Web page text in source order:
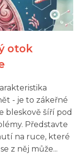
otok
- je to zákeřné
bleskově šíří pod
Představte
na ruce, které
z něj může...